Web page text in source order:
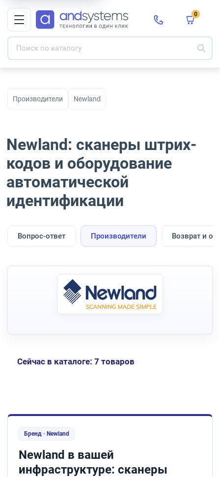
0
Производители Newland
Newland: сканеры штрих-
кодов и оборудование
автоматической
идентификации
Вопрос-ответ Производители Возврат и
Сейчас в каталоге: 7 товаров
Бренд · Newland
Newland в вашей
инфраструктуре: сканеры